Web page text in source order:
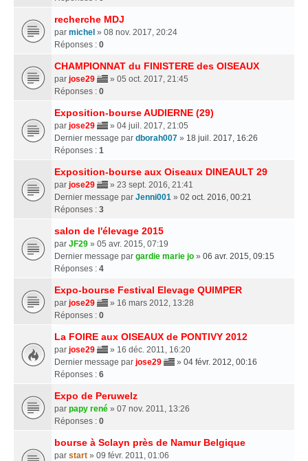
recherche MDJ
par michel » 08 nov. 2017, 20:24
Réponses : 0
CHAMPIONNAT du FINISTERE des OISEAUX
par jose29
» 05 oct. 2017, 21:45
Réponses : 0
Exposition-bourse AUDIERNE (29)
par jose29
» 04 juil. 2017, 21:05
Dernier message par dborah007 » 18 juil. 2017, 16:26
Réponses : 1
Exposition-bourse aux Oiseaux DINEAULT 29
par jose29
» 23 sept. 2016, 21:41
Dernier message par Jenni001 » 02 oct. 2016, 00:21
Réponses : 3
salon de l'élevage 2015
par JF29 » 05 avr. 2015, 07:19
Dernier message par gardie marie jo » 06 avr. 2015, 09:15
Réponses : 4
Expo-bourse Festival Elevage QUIMPER
par jose29
» 16 mars 2012, 13:28
Réponses : 0
La FOIRE aux OISEAUX de PONTIVY 2012
par jose29
» 16 déc. 2011, 16:20
Dernier message par jose29 » 04 févr. 2012, 00:16
Réponses : 6
Expo de Peruwelz
par papy rené » 07 nov. 2011, 13:26
Réponses : 0
bourse à Sclayn près de Namur Belgique
par start » 09 févr. 2011, 01:06